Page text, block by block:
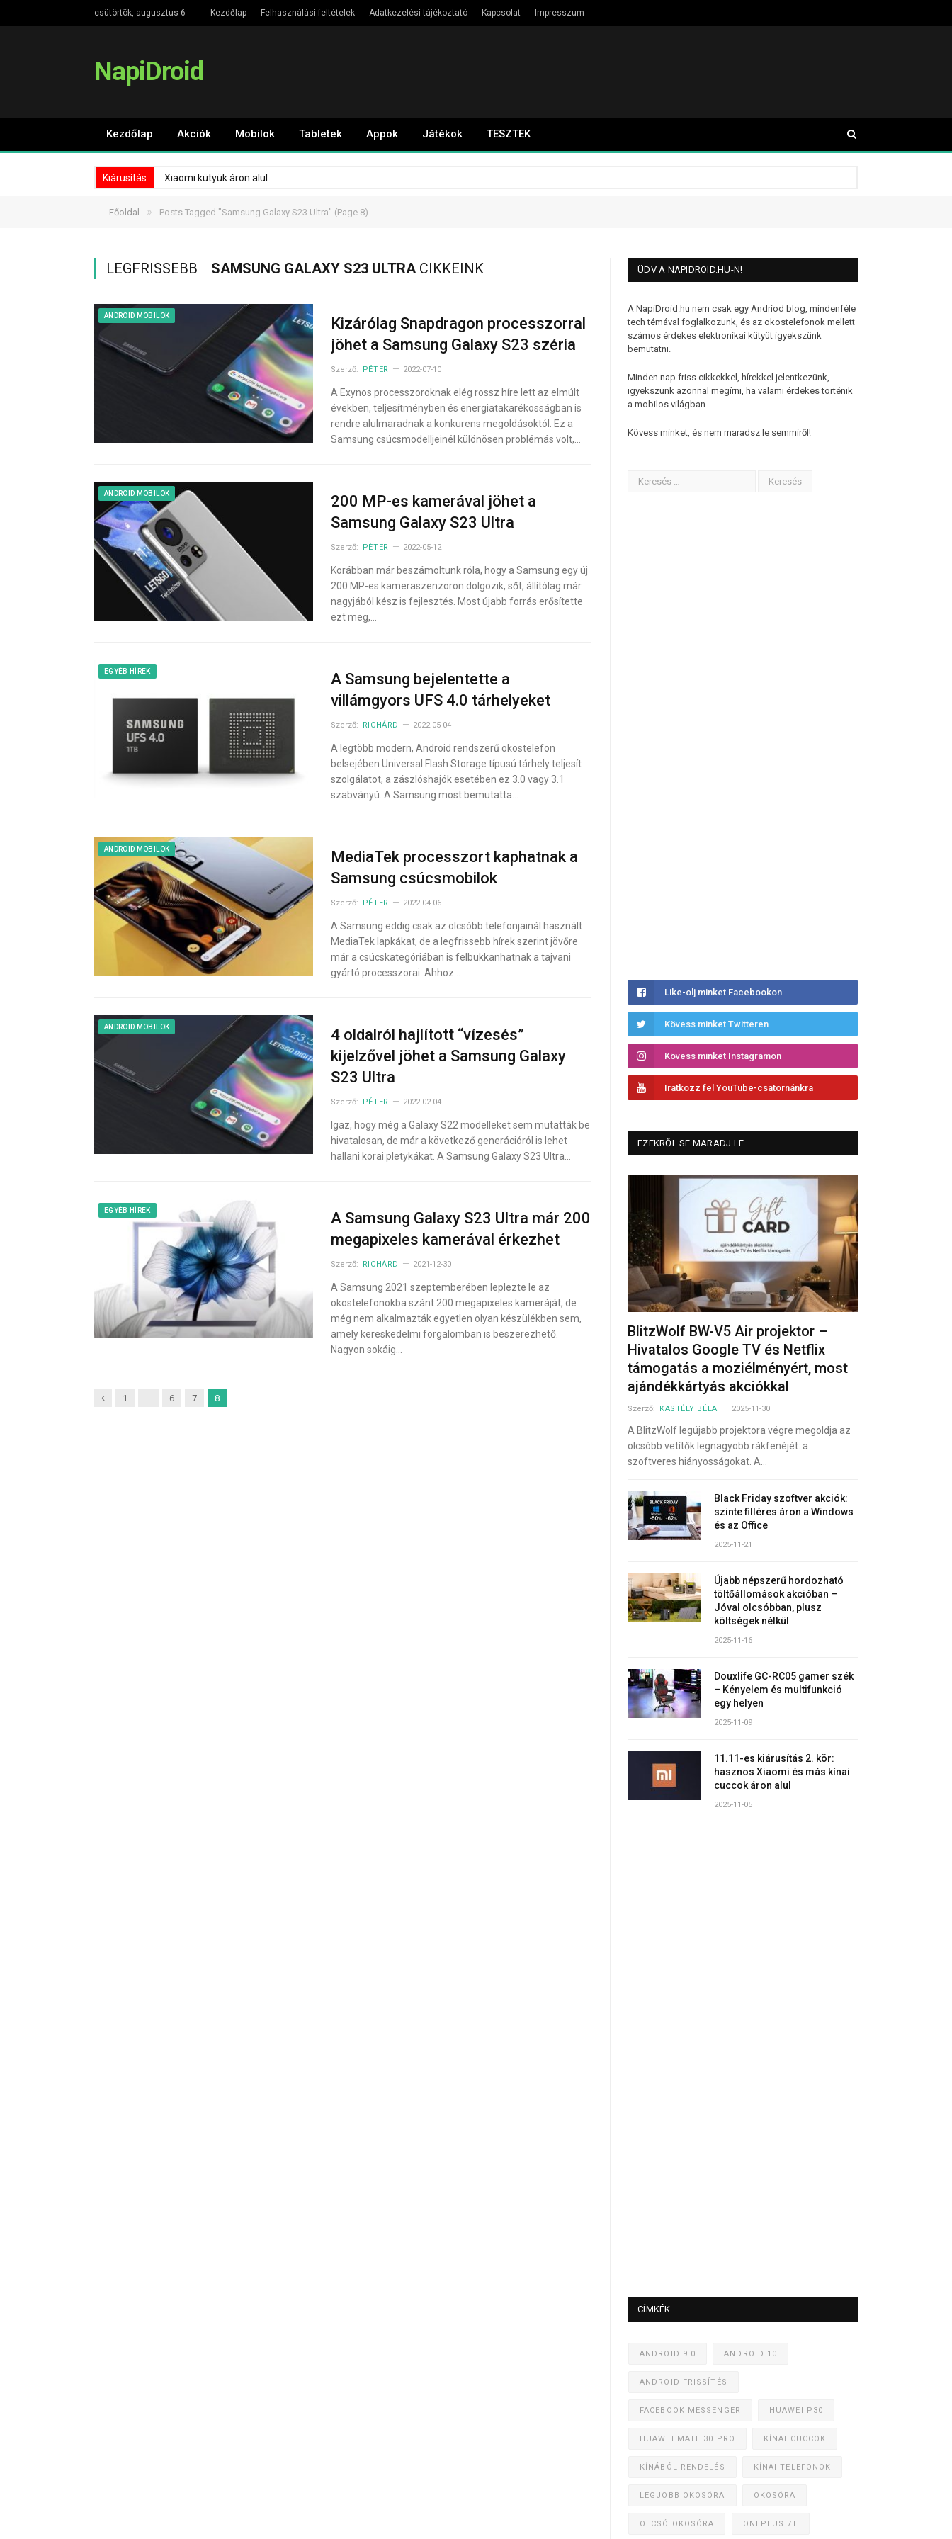
csütörtök, augusztus 6 Kezdőlap Felhasználási feltételek Adatkezelési tájékoztató Kapcsolat Impresszum
NapiDroid
Kezdőlap Akciók Mobilok Tabletek Appok Játékok TESZTEK
Kiárusítás Xiaomi kütyük áron alul
Főoldal » Posts Tagged "Samsung Galaxy S23 Ultra" (Page 8)
LEGFRISSEBB SAMSUNG GALAXY S23 ULTRACIKKEINK
ANDROID MOBILOK
Kizárólag Snapdragon processzorral
jöhet a Samsung Galaxy S23 széria
Szerző: PÉTER 2022-07-10
A Exynos processzoroknak elég rossz híre lett az elmúlt
években, teljesítményben és energiatakarékosságban is
rendre alulmaradnak a konkurens megoldásoktól. Ez a
Samsung csúcsmodelljeinél különösen problémás volt,…
ANDROID MOBILOK
200 MP-es kamerával jöhet a
Samsung Galaxy S23 Ultra
Szerző: PÉTER 2022-05-12
Korábban már beszámoltunk róla, hogy a Samsung egy új
200 MP-es kameraszenzoron dolgozik, sőt, állítólag már
nagyjából kész is fejlesztés. Most újabb forrás erősítette
ezt meg,…
EGYÉB HÍREK
A Samsung bejelentette a
villámgyors UFS 4.0 tárhelyeket
Szerző: RICHÁRD 2022-05-04
A legtöbb modern, Android rendszerű okostelefon
belsejében Universal Flash Storage típusú tárhely teljesít
szolgálatot, a zászlóshajók esetében ez 3.0 vagy 3.1
szabványú. A Samsung most bemutatta…
ANDROID MOBILOK
MediaTek processzort kaphatnak a
Samsung csúcsmobilok
Szerző: PÉTER 2022-04-06
A Samsung eddig csak az olcsóbb telefonjainál használt
MediaTek lapkákat, de a legfrissebb hírek szerint jövőre
már a csúcskategóriában is felbukkanhatnak a tajvani
gyártó processzorai. Ahhoz…
ANDROID MOBILOK
4 oldalról hajlított “vízesés”
kijelzővel jöhet a Samsung Galaxy
S23 Ultra
Szerző: PÉTER 2022-02-04
Igaz, hogy még a Galaxy S22 modelleket sem mutatták be
hivatalosan, de már a következő generációról is lehet
hallani korai pletykákat. A Samsung Galaxy S23 Ultra…
EGYÉB HÍREK
A Samsung Galaxy S23 Ultra már 200
megapixeles kamerával érkezhet
Szerző: RICHÁRD 2021-12-30
A Samsung 2021 szeptemberében leplezte le az
okostelefonokba szánt 200 megapixeles kameráját, de
még nem alkalmazták egyetlen olyan készülékben sem,
amely kereskedelmi forgalomban is beszerezhető.
Nagyon sokáig…
Previous
1 … 6 7 8
ÜDV A NAPIDROID.HU-N!
A NapiDroid.hu nem csak egy Andriod blog, mindenféle
tech témával foglalkozunk, és az okostelefonok mellett
számos érdekes elektronikai kütyüt igyekszünk
bemutatni.
Minden nap friss cikkekkel, hírekkel jelentkezünk,
igyekszünk azonnal megírni, ha valami érdekes történik
a mobilos világban.
Kövess minket, és nem maradsz le semmiről!
Like-olj minket Facebookon
Kövess minket Twitteren
Kövess minket Instagramon
Iratkozz fel YouTube-csatornánkra
EZEKRŐL SE MARADJ LE
BlitzWolf BW-V5 Air projektor –
Hivatalos Google TV és Netflix
támogatás a moziélményért, most
ajándékkártyás akciókkal
Szerző: KASTÉLY BÉLA 2025-11-30
A BlitzWolf legújabb projektora végre megoldja az
olcsóbb vetítők legnagyobb rákfenéjét: a
szoftveres hiányosságokat. A…
Black Friday szoftver akciók:
szinte filléres áron a Windows
és az Office
2025-11-21
Újabb népszerű hordozható
töltőállomások akcióban –
Jóval olcsóbban, plusz
költségek nélkül
2025-11-16
Douxlife GC-RC05 gamer szék
– Kényelem és multifunkció
egy helyen
2025-11-09
11.11-es kiárusítás 2. kör:
hasznos Xiaomi és más kínai
cuccok áron alul
2025-11-05
CÍMKÉK
ANDROID 9.0 ANDROID 10
ANDROID FRISSÍTÉS
FACEBOOK MESSENGER HUAWEI P30
HUAWEI MATE 30 PRO KÍNAI CUCCOK
KÍNÁBÓL RENDELÉS KÍNAI TELEFONOK
LEGJOBB OKOSÓRA OKOSÓRA
OLCSÓ OKOSÓRA ONEPLUS 7T